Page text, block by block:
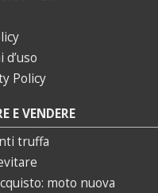
Policy
E VENDERE
truffa
moto nuova